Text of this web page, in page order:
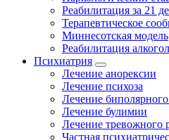
Реабилитация за 21
Терапевтическое
Миннесотская модель
Реабилитация
Психиатрия
Лечение анорексии
Лечение психоза
Лечение биполярного
Лечение булимии
Лечение тревожного
Частная